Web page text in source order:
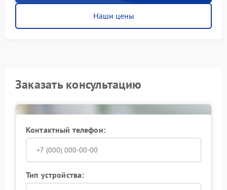
Наши цены
Заказать консультацию
Контактный телефон:
Тип устройства: